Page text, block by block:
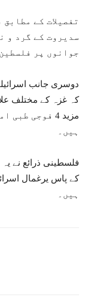
تفصیلات کے
سدیروت کے گرد و
جوانوں پر
دوسری جانب
کہ غزہ کے مختلف
مزید 4 فوجی
ہیں۔
فلسطینی ذرائع نے
ہیں۔